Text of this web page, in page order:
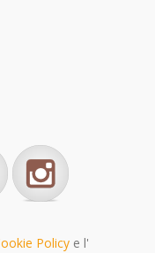
Policy e l'